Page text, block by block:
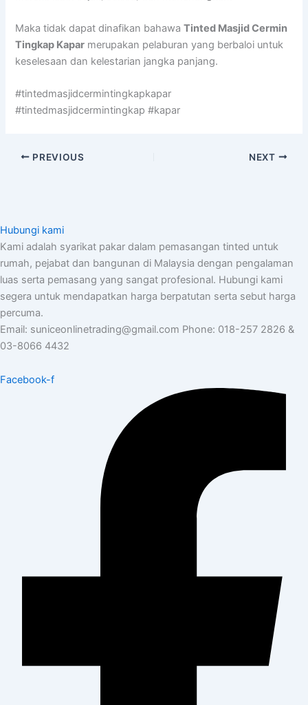
Maka tidak dapat dinafikan bahawaTinted Masjid Cermin
Tingkap Kapar merupakan pelaburan yang berbaloi untuk
keselesaan dan kelestarian jangka panjang.
#tintedmasjidcermintingkapkapar
#tintedmasjidcermintingkap #kapar
PREVIOUS NEXT
Hubungi kami
Kami adalah syarikat pakar dalam pemasangan tinted untuk
rumah, pejabat dan bangunan di Malaysia dengan pengalaman
luas serta pemasang yang sangat profesional. Hubungi kami
segera untuk mendapatkan harga berpatutan serta sebut harga
percuma.
Email: suniceonlinetrading@gmail.com Phone: 018-257 2826 &
03-8066 4432
Facebook-f